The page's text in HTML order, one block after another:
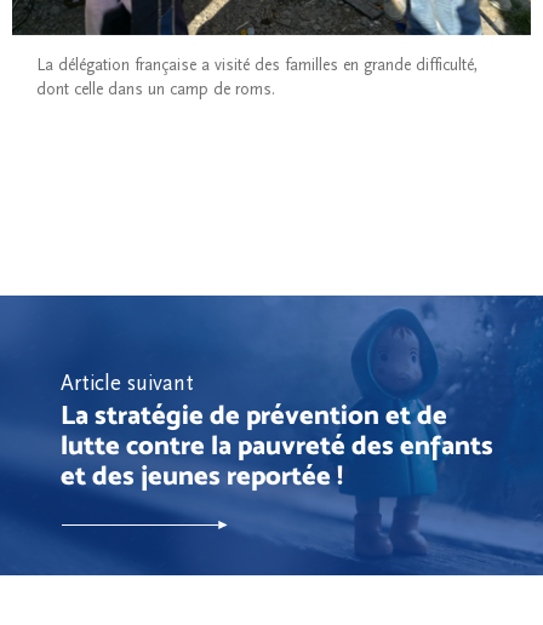
La délégation française a visité des familles en grande difficulté,
dont celle dans un camp de roms.
Article suivant
La stratégie de prévention et de
lutte contre la pauvreté des enfants
et des jeunes reportée !